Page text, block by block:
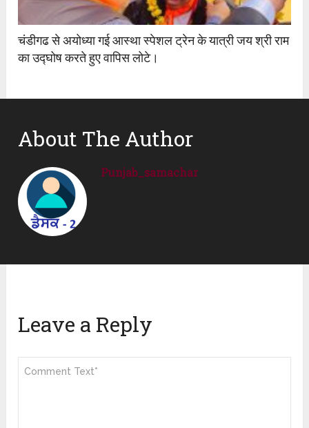
चंडीगढ से अयोध्या गई आस्था स्पेशल ट्रेन के यात्री जय श्री राम
का उद्घोष करते हुए वापिस लोटे।
About The Author
Punjab_samachar
Leave a Reply